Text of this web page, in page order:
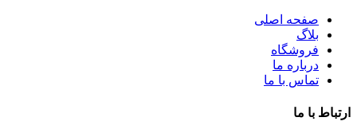
صفحه اصلی
بلاگ
فروشگاه
درباره ما
تماس با ما
ارتباط با ما